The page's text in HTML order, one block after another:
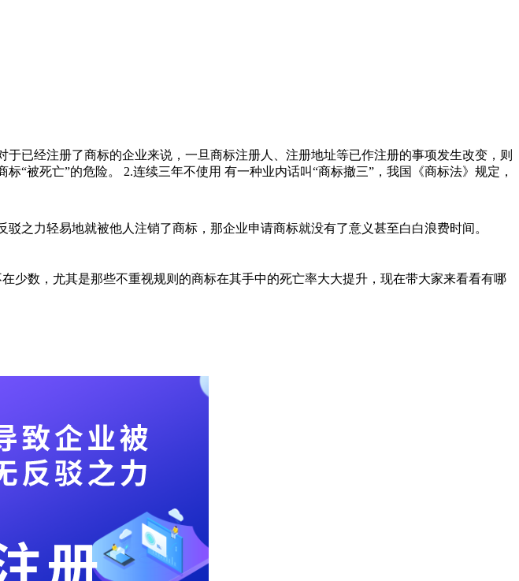
已经注册了商标的企业来说，一旦商标注册人、注册地址等已作注册的事项发生改变，则
“被死亡”的危险。 2.连续三年不使用 有一种业内话叫“商标撤三”，我国《商标法》规定，
之力轻易地就被他人注销了商标，那企业申请商标就没有了意义甚至白白浪费时间。
少数，尤其是那些不重视规则的商标在其手中的死亡率大大提升，现在带大家来看看有哪